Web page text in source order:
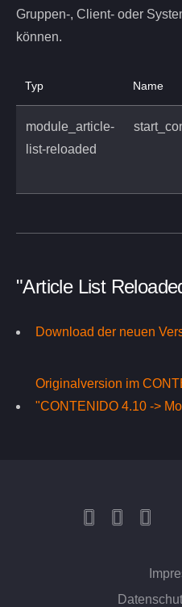
Gruppen-, Client- oder
können.
Typ Name
module_article-
list-reloaded
"Article List
Download der neuen
Originalversion im
"CONTENIDO 4.10 ->